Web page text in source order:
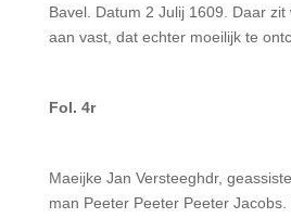
Bavel. Datum 2 Julij 1609. Daar
aan vast, dat echter moeilijk te
Fol. 4r
Maeijke Jan Versteeghdr,
man Peeter Peeter Peeter